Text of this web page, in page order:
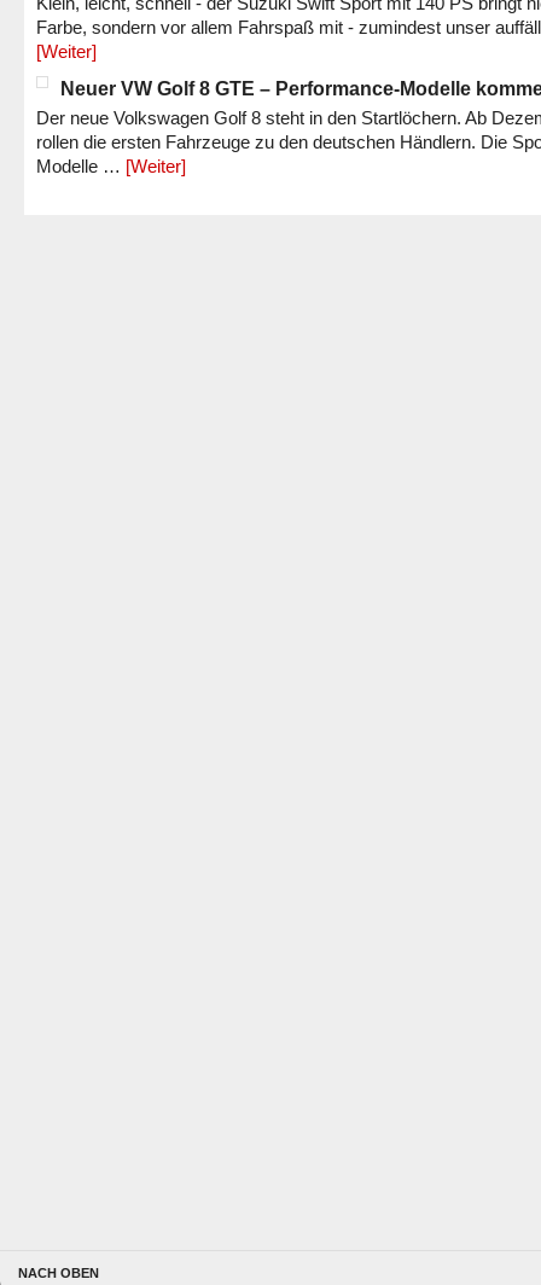
Farbe, sondern vor allem Fahrspaß mit - zumindest unser
[Weiter]
Neuer VW Golf 8 GTE – Performance-Modelle
Der neue Volkswagen Golf 8 steht in den Startlöchern. Ab
rollen die ersten Fahrzeuge zu den deutschen Händlern. Die
Modelle … [Weiter]
NACH OBEN